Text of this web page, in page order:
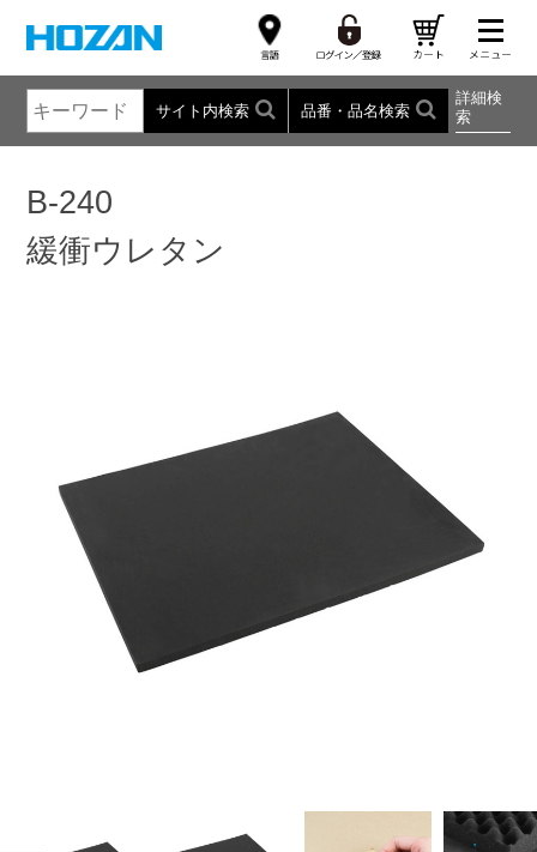
サイト内検索 品番・品名検索
詳細検
索
B-240
緩衝ウレタン